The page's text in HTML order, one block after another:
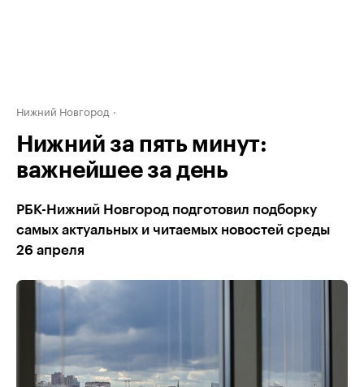
Нижний Новгород
Нижний за пять минут:
важнейшее за день
РБК-Нижний Новгород подготовил подборку
самых актуальных и читаемых новостей среды
26 апреля